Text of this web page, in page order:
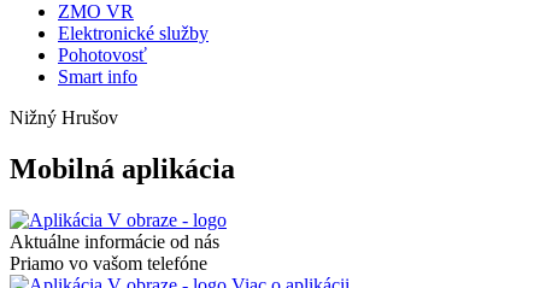
ZMO VR
Elektronické služby
Pohotovosť
Smart info
Nižný Hrušov
Mobilná aplikácia
Aktuálne informácie od nás
Priamo vo vašom telefóne